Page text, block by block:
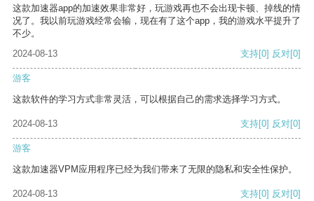
这款加速器app的加速效果非常好，玩游戏再也不会出现卡顿、掉线的情
况了。我以前玩游戏经常会输，现在有了这个app，我的游戏水平提升了
不少。
2024-08-13
支持[0] 反对[0]
游客
这款软件的学习方式非常灵活，可以根据自己的需求选择学习方式。
2024-08-13 支持[0] 反对[0]
游客
这款加速器VPM应用程序已经为我们带来了无限的隐私和安全性保护。
2024-08-13 支持[0] 反对[0]